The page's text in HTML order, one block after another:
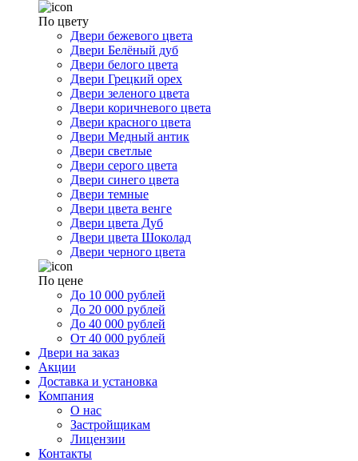
По цвету
Двери бежевого цвета
Двери Белёный дуб
Двери белого цвета
Двери Грецкий орех
Двери зеленого цвета
Двери коричневого цвета
Двери красного цвета
Двери Медный антик
Двери светлые
Двери серого цвета
Двери синего цвета
Двери темные
Двери цвета венге
Двери цвета Дуб
Двери цвета Шоколад
Двери черного цвета
По цене
До 10 000 рублей
До 20 000 рублей
До 40 000 рублей
От 40 000 рублей
Двери на заказ
Акции
Доставка и установка
Компания
О нас
Застройщикам
Лицензии
Контакты